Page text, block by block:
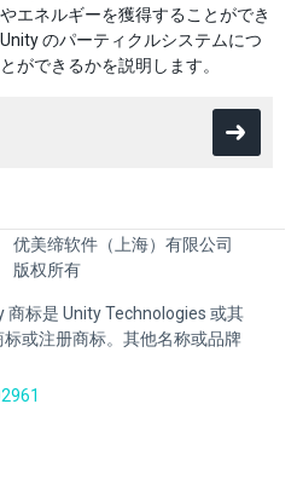
エネルギーを獲得することができ
のパーティクルシステムにつ
ができるかを説明します。
优美缔软件（上海）有限公司
版权所有
商标是 Unity Technologies 或其
或注册商标。其他名称或品牌